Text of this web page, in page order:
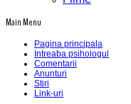
Main Menu
Pagina principala
Intreaba psihologul
Comentarii
Anunturi
Stiri
Link-uri